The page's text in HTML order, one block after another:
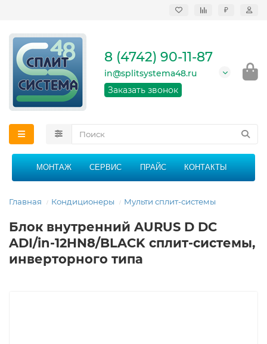
₽
кондиционеров в
области
График работы: 9:00 -
21:00 без перерыва и
8 (4742) 90-11-87
in@splitsystema48.ru
Заказать звонок
МОНТАЖ СЕРВИС ПРАЙС КОНТАКТЫ
Главная Кондиционеры Мульти сплит-системы
Блок внутренний AURUS D DC
ADI/in-12HN8/BLACK сплит-системы,
инверторного типа